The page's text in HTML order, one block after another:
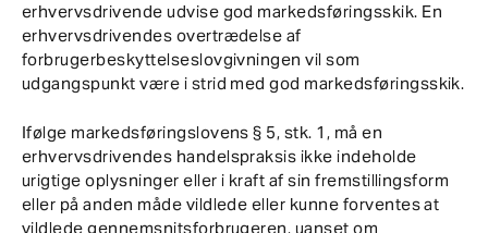
erhvervsdrivende udvise god markedsføringsskik. En
erhvervsdrivendes overtrædelse af
forbrugerbeskyttelseslovgivningen vil som
udgangspunkt være i strid med god markedsføringsskik.
Ifølge markedsføringslovens § 5, stk. 1, må en
erhvervsdrivendes handelspraksis ikke indeholde
urigtige oplysninger eller i kraft af sin fremstillingsform
eller på anden måde vildlede eller kunne forventes at
vildlede gennemsnitsforbrugeren, uanset om